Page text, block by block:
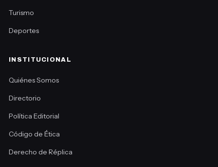
Turismo
Deportes
INSTITUCIONAL
Quiénes Somos
Directorio
Política Editorial
Código de Ética
Derecho de Réplica